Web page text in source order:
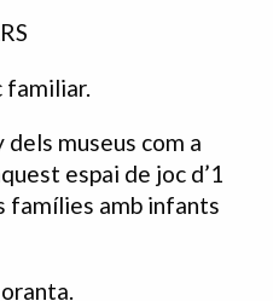
familiar.
dels museus com a
espai de joc d’1
famílies amb infants